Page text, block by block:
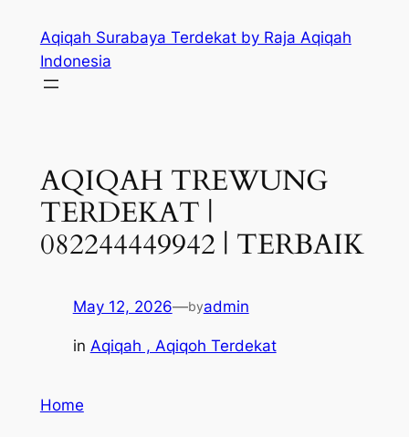
content
Aqiqah Surabaya Terdekat by Raja Aqiqah
Indonesia
AQIQAH TREWUNG
TERDEKAT |
082244449942 | TERBAIK
May 12, 2026—byadmin
in Aqiqah , Aqiqoh Terdekat
Home